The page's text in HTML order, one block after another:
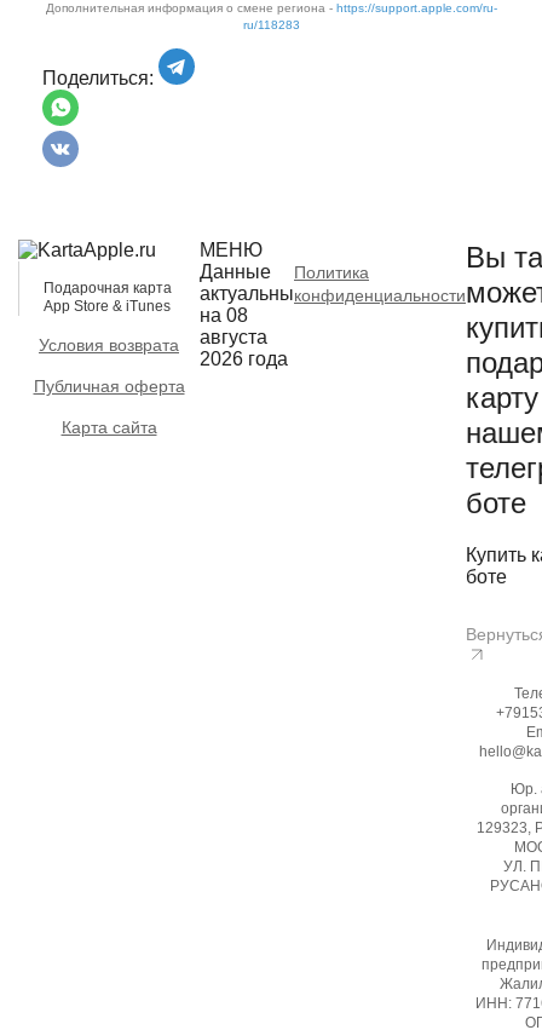
Дополнительная информация о смене региона - https://support.apple.com/ru-
ru/118283
Поделиться:
Подарочная карта
App Store & iTunes
Условия возврата
Публичная оферта
Карта сайта
МЕНЮ
Данные
актуальны
на 08
августа
2026 года
Политика
конфиденциальности
Вы
боте
Купить
боте
Юр.
129323,
УЛ.
ИНН: